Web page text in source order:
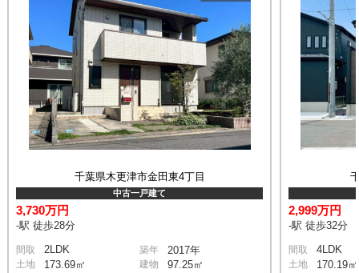
千葉県木更津市金田東4丁目
中古一戸建て
3,730万円
-駅 徒歩28分
間取 2LDK 築年 2017年
土地 173.69㎡ 建物 97.25㎡
2,999万円
-駅 徒歩32分
間取 4LDK
土地 170.19㎡